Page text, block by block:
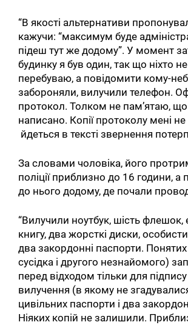
“В якості альтернативи
кажучи: “максимум буде
підеш тут же додому”. У момент
будинку я був один, так що ніхто
перебуваю, а повідомити кому-
забороняли, вилучили телефон.
протокол. Толком не пам’ятаю,
написано. Копії протоколу мені
йдеться в тексті звернення
За словами чоловіка, його
поліції приблизно до 16 години, а
до нього додому, де почали
“Вилучили ноутбук, шість флешок,
книгу, два жорсткі диски,
два закордонні паспорти.
сусідка і другого незнайомого)
перед відходом тільки для
вилучення (в якому не
цивільних паспорти і два
Ніяких копій не залишили.